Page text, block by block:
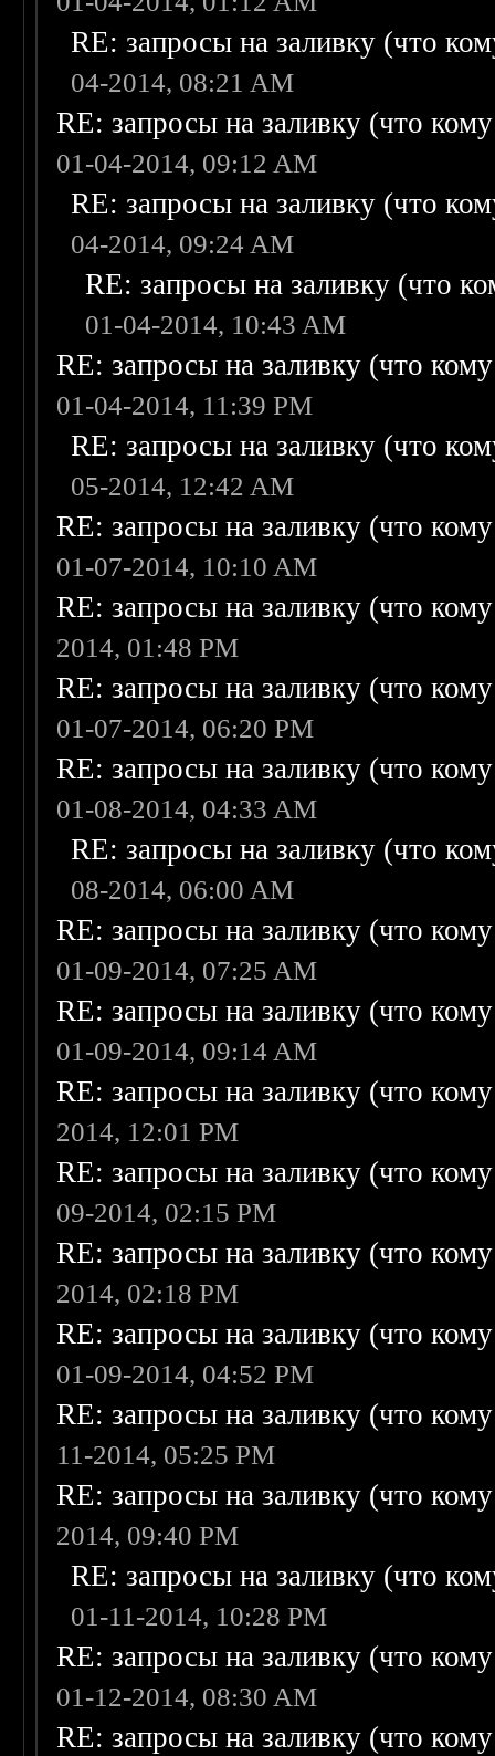
RE: запросы на заливку (что
04-2014, 08:21 AM
RE: запросы на заливку (что
01-04-2014, 09:12 AM
RE: запросы на заливку (что
04-2014, 09:24 AM
RE: запросы на заливку (что
01-04-2014, 10:43 AM
RE: запросы на заливку (что
01-04-2014, 11:39 PM
RE: запросы на заливку (что
05-2014, 12:42 AM
RE: запросы на заливку (что
01-07-2014, 10:10 AM
RE: запросы на заливку (что
2014, 01:48 PM
RE: запросы на заливку (что
01-07-2014, 06:20 PM
RE: запросы на заливку (что
01-08-2014, 04:33 AM
RE: запросы на заливку (что
08-2014, 06:00 AM
RE: запросы на заливку (что
01-09-2014, 07:25 AM
RE: запросы на заливку (что
01-09-2014, 09:14 AM
RE: запросы на заливку (что
2014, 12:01 PM
RE: запросы на заливку (что
09-2014, 02:15 PM
RE: запросы на заливку (что
2014, 02:18 PM
RE: запросы на заливку (что
01-09-2014, 04:52 PM
RE: запросы на заливку (что
11-2014, 05:25 PM
RE: запросы на заливку (что
2014, 09:40 PM
RE: запросы на заливку (что
01-11-2014, 10:28 PM
RE: запросы на заливку (что
01-12-2014, 08:30 AM
RE: запросы на заливку (что